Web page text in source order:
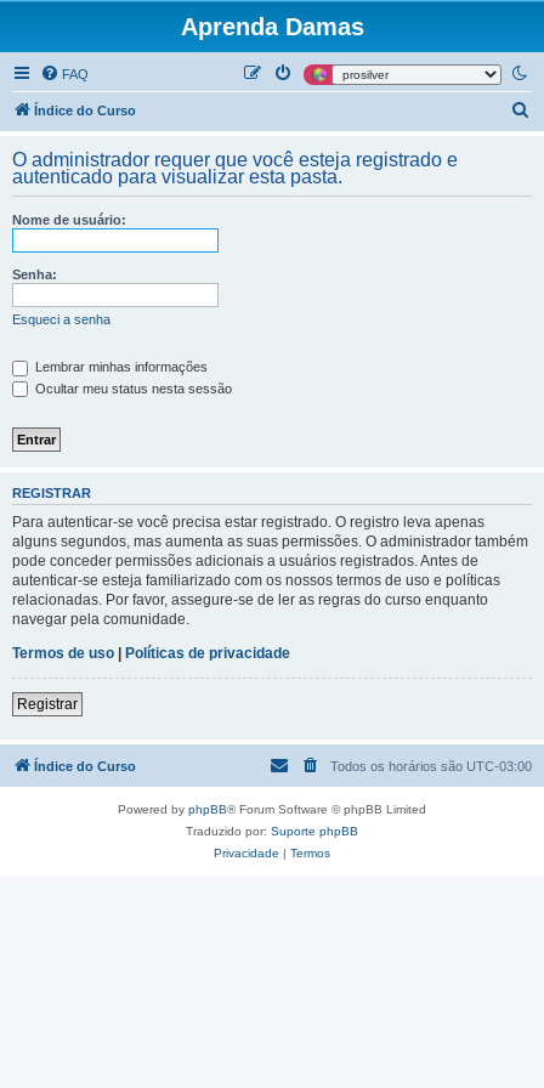
Aprenda Damas
FAQ
Índice do Curso
q
O administrador requer que você esteja registrado e
autenticado para visualizar esta pasta.
Nome de usuário:
Senha:
Esqueci a senha
Lembrar minhas informações
Ocultar meu status nesta sessão
REGISTRAR
Para autenticar-se você precisa estar registrado. O registro leva apenas
alguns segundos, mas aumenta as suas permissões. O administrador também
pode conceder permissões adicionais a usuários registrados. Antes de
autenticar-se esteja familiarizado com os nossos termos de uso e políticas
relacionadas. Por favor, assegure-se de ler as regras do curso enquanto
navegar pela comunidade.
Termos de uso | Políticas de privacidade
Registrar
Índice do Curso Todos os horários são UTC-03:00
Powered by phpBB® Forum Software © phpBB Limited
Traduzido por: Suporte phpBB
Privacidade | Termos